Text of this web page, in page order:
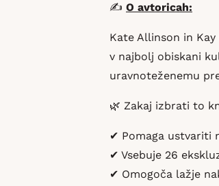
✍️ O avtoricah:
Kate Allinson in
v najbolj obiskani
uravnoteženemu
🌿 Zakaj izbrati to
✔ Pomaga ustvariti
✔ Vsebuje 26
✔ Omogoča lažje